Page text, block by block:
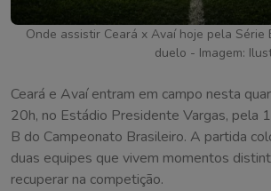
Onde assistir Ceará x Avaí hoje pela Série
duelo - Imagem:
Ceará e Avaí entram em campo nesta
20h, no Estádio Presidente Vargas, pela
B do Campeonato Brasileiro. A partida
duas equipes que vivem momentos
recuperar na competição.